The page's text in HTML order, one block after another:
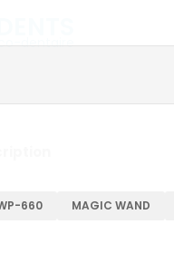
dentaire
660 MAGIC WAND